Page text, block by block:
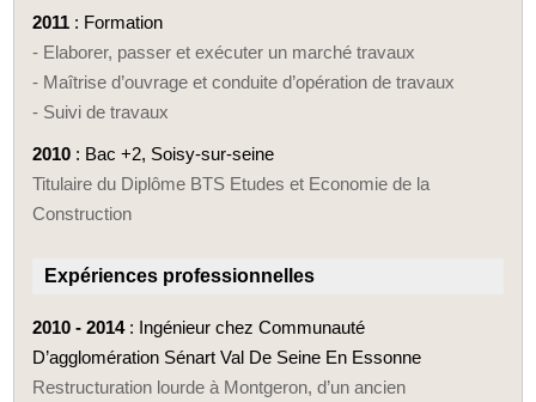
2011 : Formation
- Elaborer, passer et exécuter un marché travaux
- Maîtrise d’ouvrage et conduite d’opération de travaux
- Suivi de travaux
2010 : Bac +2, Soisy-sur-seine
Titulaire du Diplôme BTS Etudes et Economie de la
Construction
Expériences professionnelles
2010 - 2014: Ingénieur chez Communauté
D’agglomération Sénart Val De Seine En Essonne
Restructuration lourde à Montgeron, d’un ancien